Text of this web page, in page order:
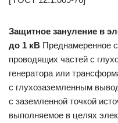
Защитное зануление в
до 1 кВ Преднамеренное
проводящих частей с
генератора или
с глухозаземленным
с заземленной точкой
выполняемое в целях